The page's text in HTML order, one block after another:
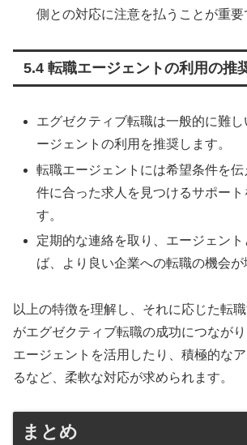
側との対応に注意を払うことが重要
5.4 転職エージェントの利用の推
エグゼクティブ転職は一般的に難
ージェントの利用を推奨します。
転職エージェントには希望条件を
件に合った求人を見つけるサポート
す。
定期的な連絡を取り、エージェン
ば、より良い企業への転職の機会が
以上の特徴を理解し、それに応じた転
がエグゼクティブ転職の成功につなが
エージェントを活用したり、積極的な
るなど、柔軟な対応が求められます。
まとめ